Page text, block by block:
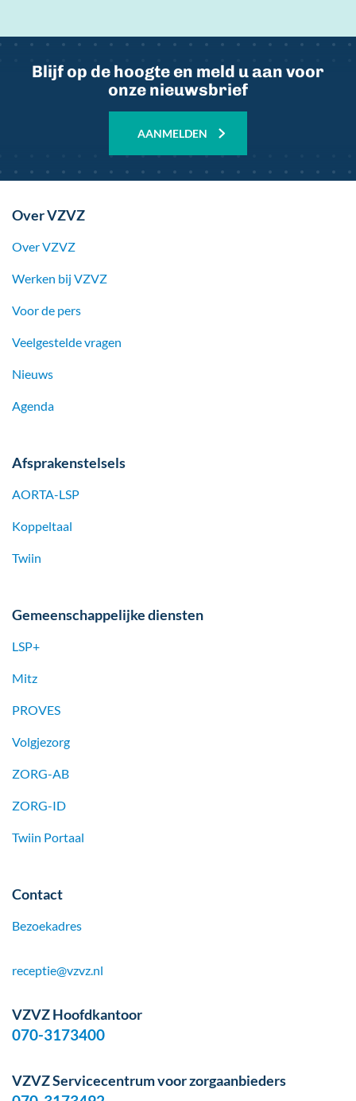
Blijf op de hoogte en meld u aan voor
onze nieuwsbrief
AANMELDEN
Over VZVZ
Over VZVZ
Werken bij VZVZ
Voor de pers
Veelgestelde vragen
Nieuws
Agenda
Afsprakenstelsels
AORTA-LSP
Koppeltaal
Twiin
Gemeenschappelijke diensten
LSP+
Mitz
PROVES
Volgjezorg
ZORG-AB
ZORG-ID
Twiin Portaal
Contact
Bezoekadres
receptie@vzvz.nl
VZVZ Hoofdkantoor
070-3173400
VZVZ Servicecentrum voor zorgaanbieders